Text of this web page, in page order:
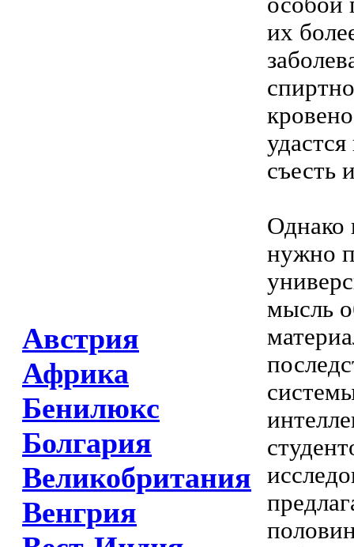
Австрия
Африка
Бенилюкс
Болгария
Великобритания
Венгрия
их
съесть
Однако
нужно
мысль